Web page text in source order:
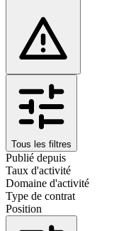
Tous les filtres
Publié depuis
Taux d'activité
Domaine d'activité
Type de contrat
Position